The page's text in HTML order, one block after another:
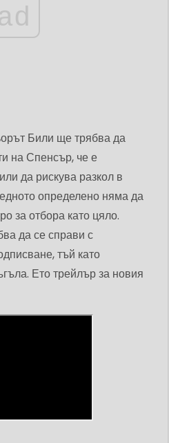
Били ще трябва да
на Спенсър, че е
да рискува разкол в
определено няма да
за отбора като цяло.
да се справи с
тъй като
Ето трейлър за новия